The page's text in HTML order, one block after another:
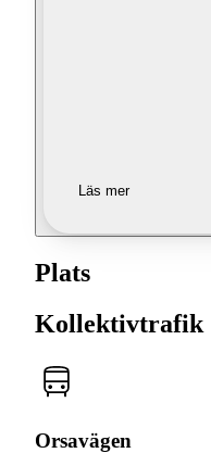
Läs mer
Plats
Kollektivtrafik
Orsavägen